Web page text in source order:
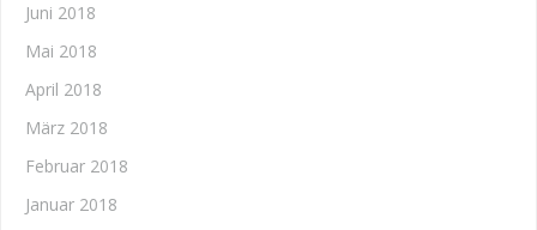
Juni 2018
Mai 2018
April 2018
März 2018
Februar 2018
Januar 2018